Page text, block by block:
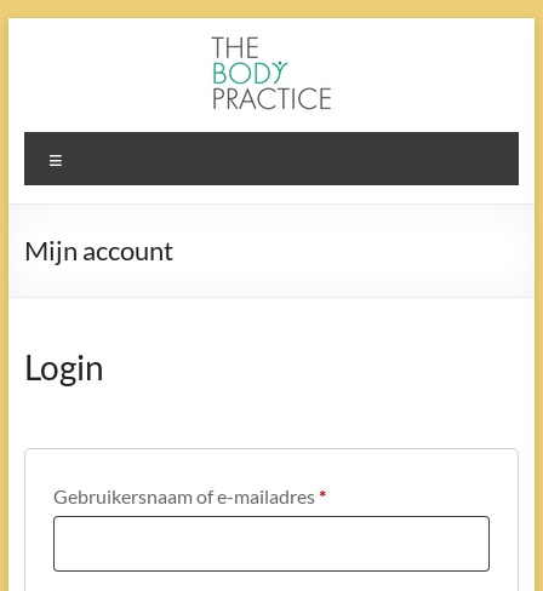
The
Body
Practice
Mijn account
Login
Gebruikersnaam of e-mailadres*Vereist